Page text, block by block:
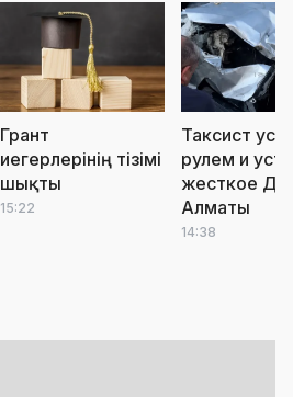
Грант
иегерлерінің тізімі
шықты
15:22
Таксист
рулем и
жесткое
Алматы
14:38